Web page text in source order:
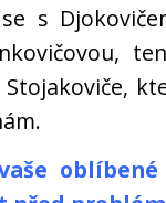
s
Stojakoviče,